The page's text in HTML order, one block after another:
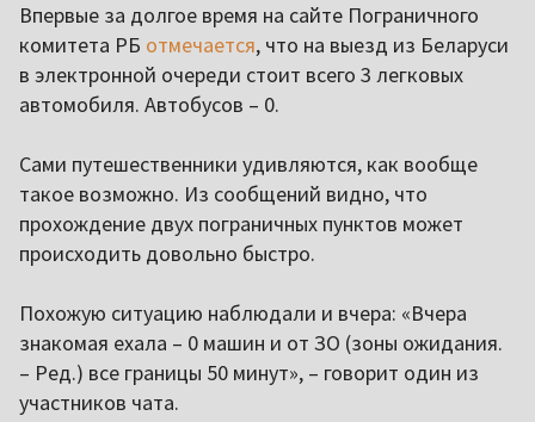
Впервые за долгое время на сайте Пограничного
комитета РБ отмечается, что на выезд из Беларуси
в электронной очереди стоит всего 3 легковых
автомобиля. Автобусов – 0.
Сами путешественники удивляются, как вообще
такое возможно. Из сообщений видно, что
прохождение двух пограничных пунктов может
происходить довольно быстро.
Похожую ситуацию наблюдали и вчера: «Вчера
знакомая ехала – 0 машин и от ЗО (зоны ожидания.
– Ред.) все границы 50 минут», – говорит один из
участников чата.